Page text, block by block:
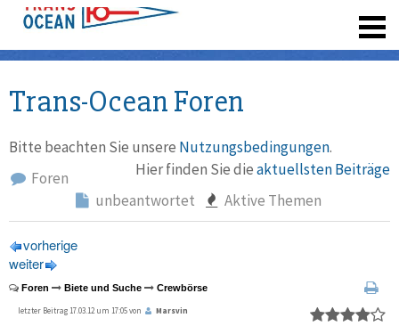
Trans-Ocean Foren
Bitte beachten Sie unsere Nutzungsbedingungen.
Hier finden Sie dieaktuellsten Beiträge
Foren
unbeantwortet
Aktive Themen
vorherige
weiter
Foren Biete und Suche Crewbörse
letzter Beitrag 17.03.12 um 17:05 von Marsvin